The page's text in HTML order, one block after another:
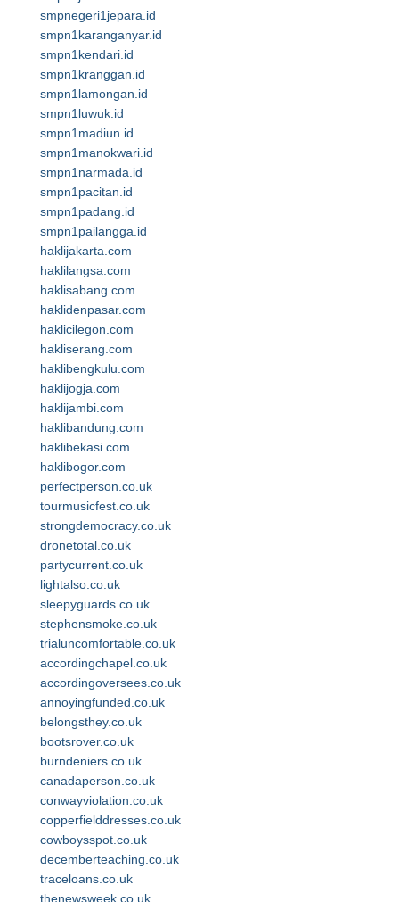
smpnegeri1jepara.id
smpn1karanganyar.id
smpn1kendari.id
smpn1kranggan.id
smpn1lamongan.id
smpn1luwuk.id
smpn1madiun.id
smpn1manokwari.id
smpn1narmada.id
smpn1pacitan.id
smpn1padang.id
smpn1pailangga.id
haklijakarta.com
haklilangsa.com
haklisabang.com
haklidenpasar.com
haklicilegon.com
hakliserang.com
haklibengkulu.com
haklijogja.com
haklijambi.com
haklibandung.com
haklibekasi.com
haklibogor.com
perfectperson.co.uk
tourmusicfest.co.uk
strongdemocracy.co.uk
dronetotal.co.uk
partycurrent.co.uk
lightalso.co.uk
sleepyguards.co.uk
stephensmoke.co.uk
trialuncomfortable.co.uk
accordingchapel.co.uk
accordingoversees.co.uk
annoyingfunded.co.uk
belongsthey.co.uk
bootsrover.co.uk
burndeniers.co.uk
canadaperson.co.uk
conwayviolation.co.uk
copperfielddresses.co.uk
cowboysspot.co.uk
decemberteaching.co.uk
traceloans.co.uk
thenewsweek.co.uk